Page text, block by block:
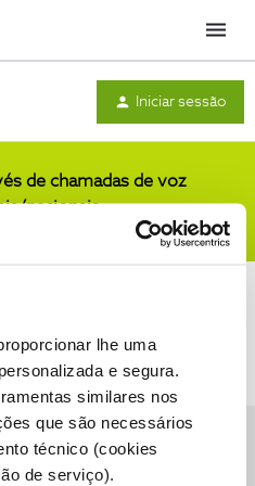
lhe uma
e segura.
similares nos
que são necessários
técnico (cookies
de serviço).
Menu
Iniciar sessão
de chamadas de voz
nacionais
Accessibility statement